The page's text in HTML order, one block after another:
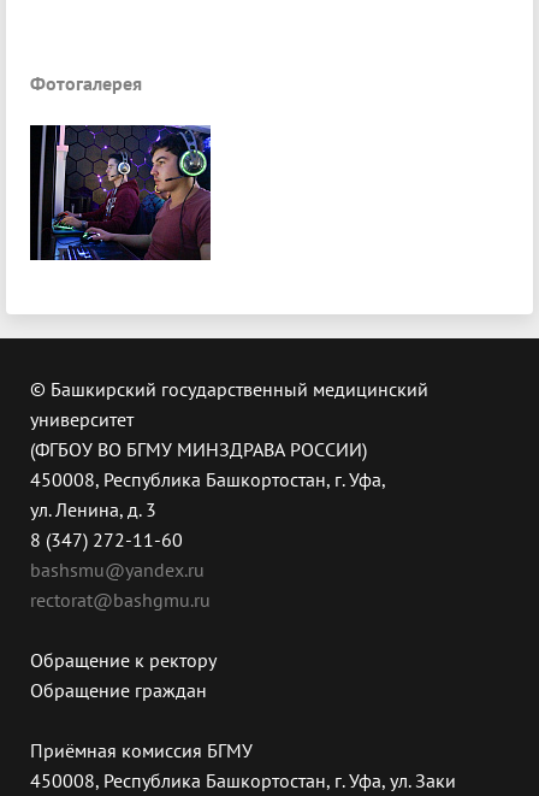
Фотогалерея
© Башкирский государственный медицинский
университет
(ФГБОУ ВО БГМУ МИНЗДРАВА РОССИИ)
450008, Республика Башкортостан, г. Уфа,
ул. Ленина, д. 3
8 (347) 272-11-60
bashsmu@yandex.ru
rectorat@bashgmu.ru
Обращение к ректору
Обращение граждан
Приёмная комиссия БГМУ
450008, Республика Башкортостан, г. Уфа, ул. Заки